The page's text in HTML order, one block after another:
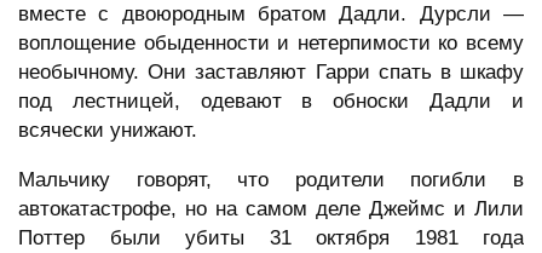
вместе с двоюродным братом Дадли. Дурсли —
воплощение обыденности и нетерпимости ко всему
необычному. Они заставляют Гарри спать в шкафу
под лестницей, одевают в обноски Дадли и
всячески унижают.
Мальчику говорят, что родители погибли в
автокатастрофе, но на самом деле Джеймс и Лили
Поттер были убиты 31 октября 1981 года